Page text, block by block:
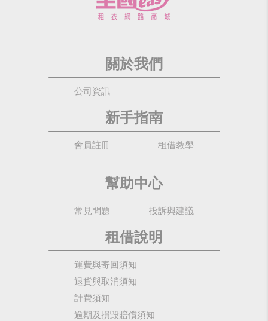
關於我們
公司資訊
新手指南
會員註冊 租借教學
幫助中心
常見問題 投訴與建議
租借說明
運費與寄回須知
退貨與取消須知
計費須知
逾期及損毀賠償須知